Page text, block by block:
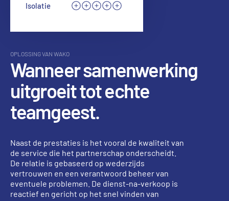
Isolatie
OPLOSSING VAN WAKO
Wanneer samenwerking
uitgroeit tot echte
teamgeest.
Naast de prestaties is het vooral de kwaliteit van
de service die het partnerschap onderscheidt.
De relatie is gebaseerd op wederzijds
vertrouwen en een verantwoord beheer van
eventuele problemen. De dienst-na-verkoop is
reactief en gericht op het snel vinden van